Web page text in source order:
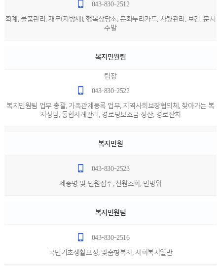
043-830-2512
회계, 물품관리, 재무(지방세), 행복상담소, 문화누리카드, 차량관리, 보건, 문서
수발
복지민원팀
팀장
043-830-2522
복지민원팀 업무 총괄, 가족관계등록 업무, 지역사회보장협의체, 찾아가는 복
지상담, 통합사례관리, 경로당보조금 정산, 경로잔치
복지민원
043-830-2523
제증명 및 민원접수, 신원조회, 민방위
복지민원팀
043-830-2516
국민기초생활보장, 맞춤형복지, 사회복지일반